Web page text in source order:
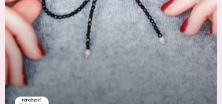
náročnosť